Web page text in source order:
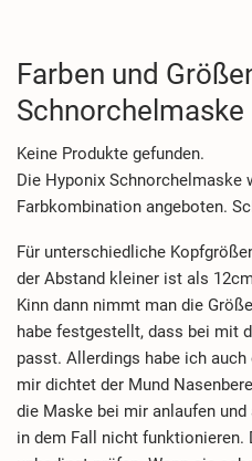
Farben und
Schnorchelmaske
Keine Produkte gefunden.
Die Hyponix Schnorchelmaske
Farbkombination angeboten.
Für unterschiedliche
der Abstand kleiner ist als
Kinn dann nimmt man die
habe festgestellt, dass bei mit
passt. Allerdings habe ich
mir dichtet der Mund
die Maske bei mir anlaufen und
in dem Fall nicht funktionieren.